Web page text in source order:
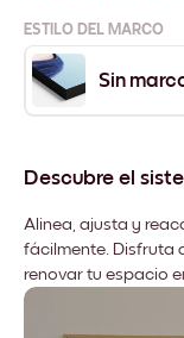
ESTILO DEL MARCO
Sin
Descubre el
Alinea, ajusta y
fácilmente. Disfruta
renovar tu espacio